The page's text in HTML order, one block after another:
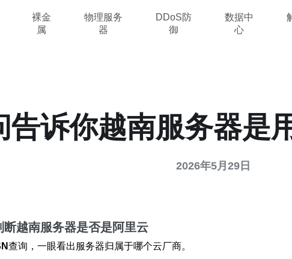
裸金
属
物理服务
器
DDoS防
御
数据中
心
告诉你越南服务器是
2026年5月29日
越南服务器是否是阿里云
查询，一眼看出服务器归属于哪个云厂商。